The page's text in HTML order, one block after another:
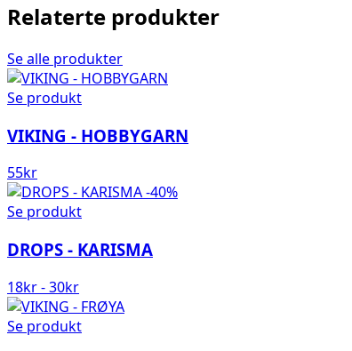
Relaterte produkter
Se alle produkter
Se produkt
VIKING - HOBBYGARN
55kr
-40%
Se produkt
DROPS - KARISMA
18kr-30kr
Se produkt